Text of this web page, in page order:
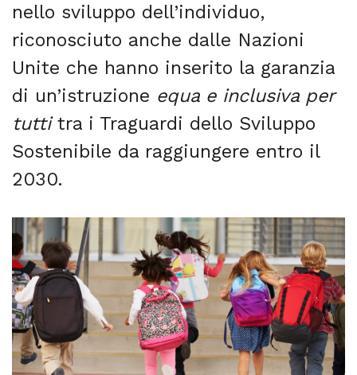
nello sviluppo dell’individuo,
riconosciuto anche dalle Nazioni
Unite che hanno inserito la garanzia
di un’istruzione equa e inclusiva per
tuttitra i Traguardi dello Sviluppo
Sostenibile da raggiungere entro il
2030.